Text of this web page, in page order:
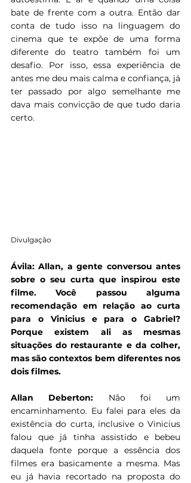
bate de frente com a outra. Então dar
conta de tudo isso na linguagem do
cinema que te expõe de uma forma
diferente do teatro também foi um
desafio. Por isso, essa experiência de
antes me deu mais calma e confiança, já
ter passado por algo semelhante me
dava mais convicção de que tudo daria
certo.
Divulgação
Ávila: Allan, a gente conversou antes
sobre o seu curta que inspirou este
filme. Você passou alguma
recomendação em relação ao curta
para o Vinicius e para o Gabriel?
Porque existem ali as mesmas
situações do restaurante e da colher,
mas são contextos bem diferentes nos
dois filmes.
Allan Deberton: Não foi um
encaminhamento. Eu falei para eles da
existência do curta, inclusive o Vinicius
falou que já tinha assistido e bebeu
daquela fonte porque a essência dos
filmes era basicamente a mesma. Mas
eu já havia recortado na proposta do